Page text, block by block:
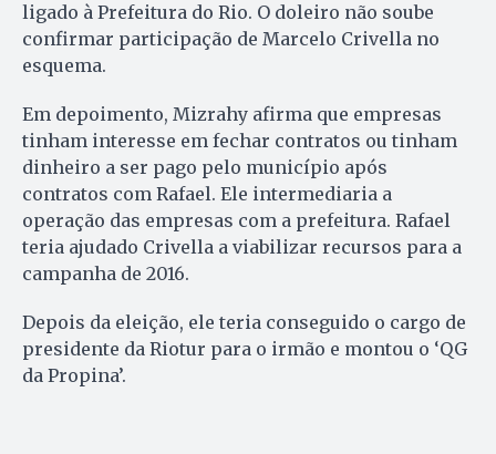
ligado à Prefeitura do Rio. O doleiro não soube
confirmar participação de Marcelo Crivella no
esquema.
Em depoimento, Mizrahy afirma que empresas
tinham interesse em fechar contratos ou tinham
dinheiro a ser pago pelo município após
contratos com Rafael. Ele intermediaria a
operação das empresas com a prefeitura. Rafael
teria ajudado Crivella a viabilizar recursos para a
campanha de 2016.
Depois da eleição, ele teria conseguido o cargo de
presidente da Riotur para o irmão e montou o ‘QG
da Propina’.